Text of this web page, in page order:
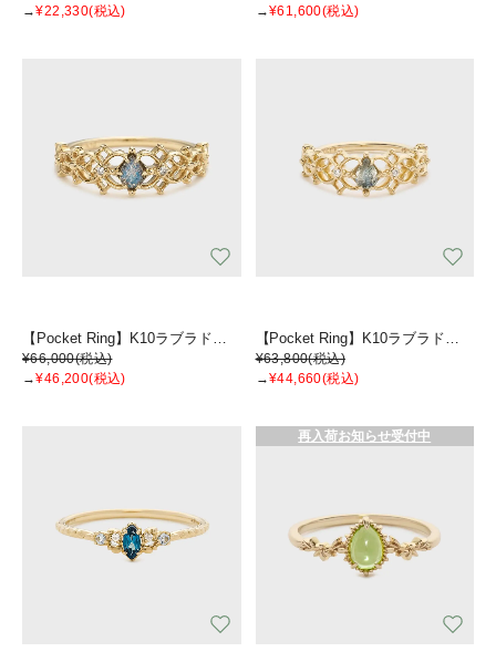
→¥22,330(税込)
→¥61,600(税込)
【Pocket Ring】K10ラブラドライトリング
¥66,000(税込)
→¥46,200(税込)
【Pocket Ring】K10ラブラドライトピンキーリング
¥63,800(税込)
→¥44,660(税込)
再入荷お知らせ受付中